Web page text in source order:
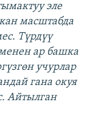
эле
масштабда
Түрдүү
ар башка
учурлар
гана окуя
Айтылган